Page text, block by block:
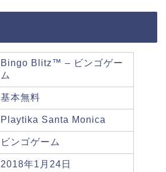
Bingo Blitz™ – ビンゴゲー
ム
基本無料
Playtika Santa Monica
ビンゴゲーム
2018年1月24日